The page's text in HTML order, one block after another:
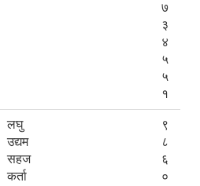
७
३
४
५
५
१
लघु
उद्यम
सहज
कर्ता
९
८
६
०